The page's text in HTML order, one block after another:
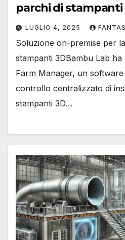
parchi di stampanti
LUGLIO 4, 2025
Soluzione on-premise per
stampanti 3DBambu Lab
Farm Manager, un
controllo centralizzato di
stampanti 3D…